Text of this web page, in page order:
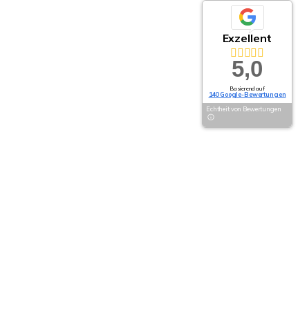
Exzellent
5,0
Basierend auf
140 Google-Bewertungen
Echtheit von Bewertungen